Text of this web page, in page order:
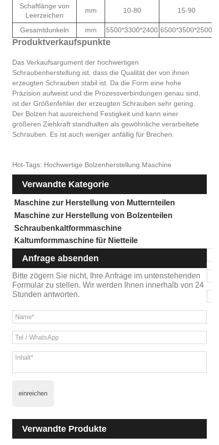
Schaftlänge von
Leerzeichen
mm 10-80 15-90
Gesamtdunkeln mm 5500*3300*2400 6500*3500*2500
Produktverkaufspunkte
Das Verkaufsargument der hochwertigen
Schraubenherstellung ist, dass die Qualität der von ihnen
erzeugten Schrauben stabil ist. Da die Form eine hohe
Präzision aufweist und die Prozessverbindungen genau sind,
ist der Größenfehler der erzeugten Schrauben sehr gering.
Der Bolzen hat ausreichend Festigkeit und kann einer
größeren Ziehkraft standhalten als gewöhnliche verarbeitete
Schrauben. Es ist auch weniger anfällig für Brechen.
Hot-Tags: Hochwertige Bolzenherstellung Maschine
Verwandte Kategorie
Maschine zur Herstellung von Mutternteilen
Maschine zur Herstellung von Bolzenteilen
Schraubenkaltformmaschine
Kaltumformmaschine für Nietteile
Anfrage absenden
Bitte zögern Sie nicht, Ihre Anfrage im untenstehenden
Formular zu stellen. Wir werden Ihnen innerhalb von 24
Stunden antworten.
einreichen
Verwandte Produkte